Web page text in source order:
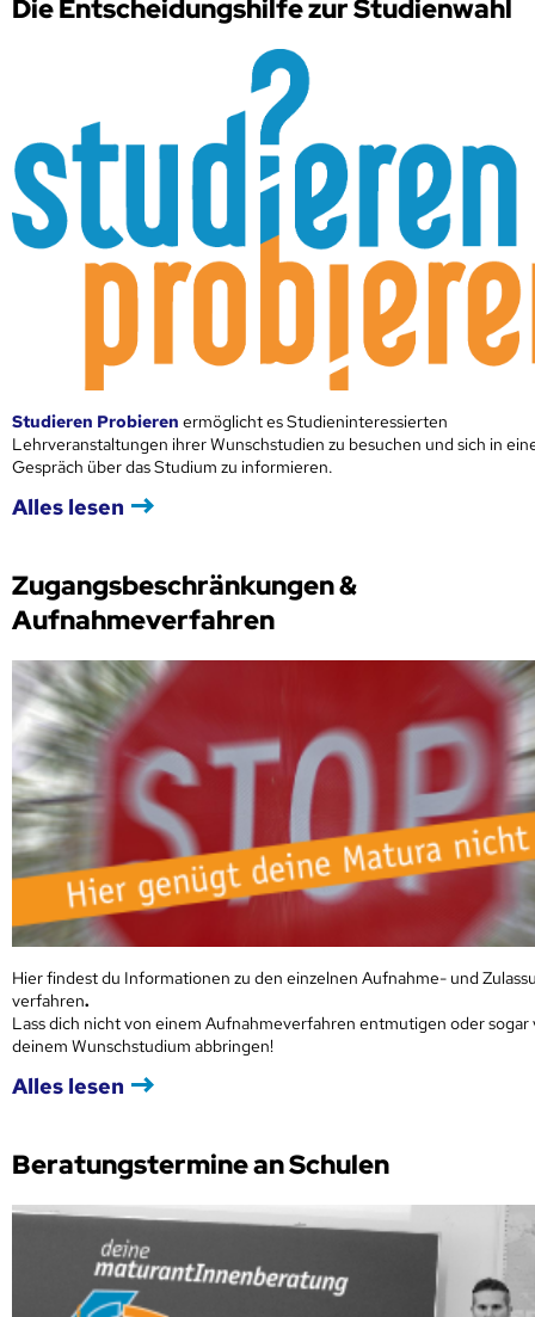
Die Entscheidungshilfe zur Studienwahl
Studieren Probieren ermöglicht es Studieninteressierten
Lehrveranstaltungen ihrer Wunschstudien zu besuchen und sich in
Gespräch über das Studium zu informieren.
Alles lesen
Zugangsbeschränkungen &
Aufnahmeverfahren
Hier findest du Informationen zu den einzelnen Aufnahme- und
verfahren.
Lass dich nicht von einem Aufnahmeverfahren entmutigen oder sogar
deinem Wunschstudium abbringen!
Alles lesen
Beratungstermine an Schulen